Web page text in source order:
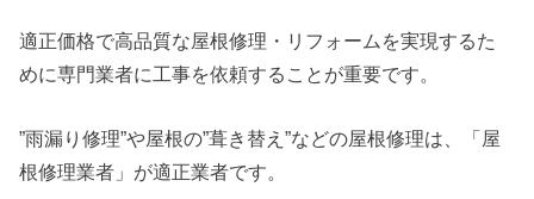
適正価格で高品質な屋根修理・リフォームを実現するた
めに専門業者に工事を依頼することが重要です。
”雨漏り修理”や屋根の”葺き替え”などの屋根修理は、「屋
根修理業者」が適正業者です。